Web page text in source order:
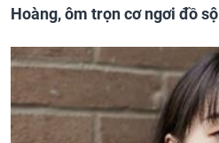
Hoàng, ôm trọn cơ ngơi đồ sộ